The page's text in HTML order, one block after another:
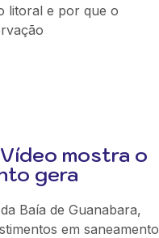
litoral e por que o
mostra o
gera
Baía de Guanabara,
em saneamento